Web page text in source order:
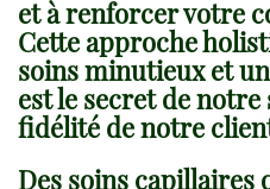
et à renforcer votre
Cette approche
soins minutieux et
est le secret de notre
fidélité de notre
Des soins